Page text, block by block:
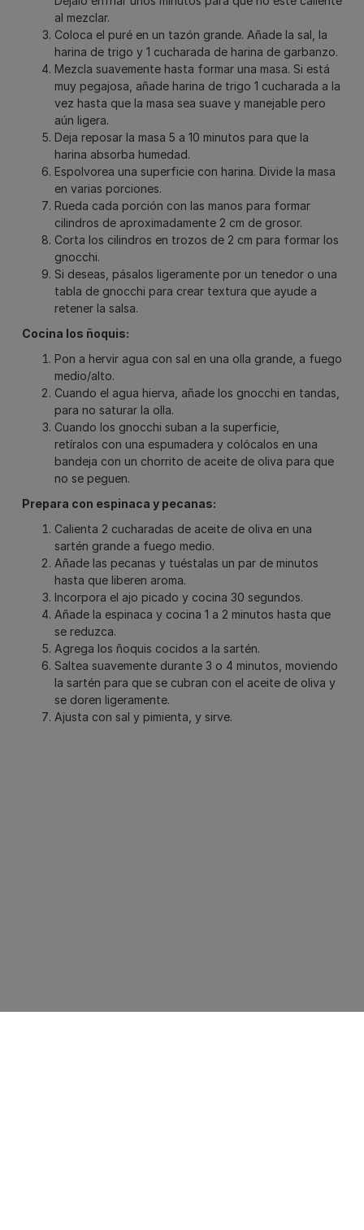
al mezclar.
Coloca el puré en un tazón grande. Añade la sal, la
harina de trigo y 1 cucharada de harina de garbanzo.
Mezcla suavemente hasta formar una masa. Si está
muy pegajosa, añade harina de trigo 1 cucharada a la
vez hasta que la masa sea suave y manejable pero
aún ligera.
Deja reposar la masa 5 a 10 minutos para que la
harina absorba humedad.
Espolvorea una superficie con harina. Divide la masa
en varias porciones.
Rueda cada porción con las manos para formar
cilindros de aproximadamente 2 cm de grosor.
Corta los cilindros en trozos de 2 cm para formar los
gnocchi.
Si deseas, pásalos ligeramente por un tenedor o una
tabla de gnocchi para crear textura que ayude a
retener la salsa.
Cocina los ñoquis:
Pon a hervir agua con sal en una olla grande, a fuego
medio/alto.
Cuando el agua hierva, añade los gnocchi en tandas,
para no saturar la olla.
Cuando los gnocchi suban a la superficie,
retíralos con una espumadera y colócalos en una
bandeja con un chorrito de aceite de oliva para que
no se peguen.
Prepara con espinaca y pecanas:
Calienta 2 cucharadas de aceite de oliva en una
sartén grande a fuego medio.
Añade las pecanas y tuéstalas un par de minutos
hasta que liberen aroma.
Incorpora el ajo picado y cocina 30 segundos.
Añade la espinaca y cocina 1 a 2 minutos hasta que
se reduzca.
Agrega los ñoquis cocidos a la sartén.
Saltea suavemente durante 3 o 4 minutos, moviendo
la sartén para que se cubran con el aceite de oliva y
se doren ligeramente.
Ajusta con sal y pimienta, y sirve.